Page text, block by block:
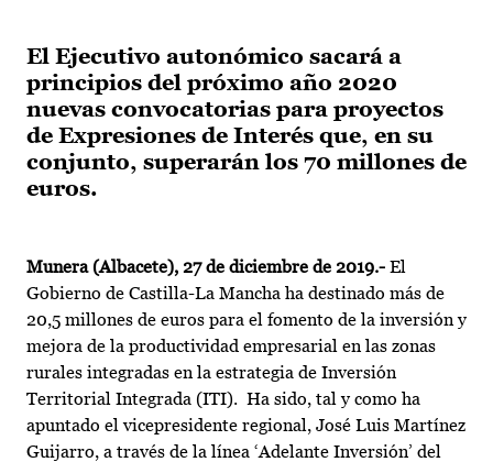
El Ejecutivo autonómico sacará a
principios del próximo año 2020
nuevas convocatorias para proyectos
de Expresiones de Interés que, en su
conjunto, superarán los 70 millones de
euros.
Munera (Albacete), 27 de diciembre de 2019.- El
Gobierno de Castilla-La Mancha ha destinado más de
20,5 millones de euros para el fomento de la inversión y
mejora de la productividad empresarial en las zonas
rurales integradas en la estrategia de Inversión
Territorial Integrada (ITI). Ha sido, tal y como ha
apuntado el vicepresidente regional, José Luis Martínez
Guijarro, a través de la línea ‘Adelante Inversión’ del